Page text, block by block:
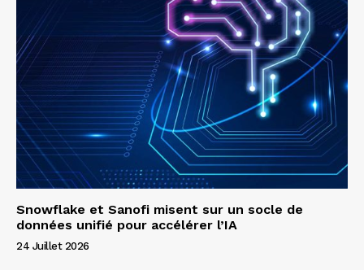
Snowflake et Sanofi misent sur un socle de
données unifié pour accélérer l’IA
24 Juillet 2026